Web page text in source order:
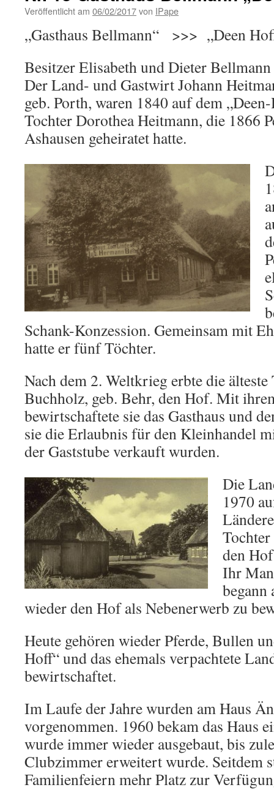
Veröffentlicht am 06/02/2017von IPape
„Gasthaus Bellmann“ >>> „Deen
Besitzer Elisabeth und Dieter
Der Land- und Gastwirt Johann
geb. Porth, waren 1840 auf dem
Tochter Dorothea Heitmann, die 1866
Ashausen geheiratet hatte.
Schank-Konzession. Gemeinsam mit
hatte er fünf Töchter.
Nach dem 2. Weltkrieg erbte die älteste
Buchholz, geb. Behr, den Hof. Mit
bewirtschaftete sie das Gasthaus und
sie die Erlaubnis für den Kleinhandel
der Gaststube verkauft wurden.
Die
1970
den
Ihr
wieder den Hof als Nebenerwerb zu
Heute gehören wieder Pferde, Bullen
Hoff“ und das ehemals verpachtete
bewirtschaftet.
Im Laufe der Jahre wurden am Haus
vorgenommen. 1960 bekam das Haus
wurde immer wieder ausgebaut, bis
Clubzimmer erweitert wurde. Seitdem
Familienfeiern mehr Platz zur